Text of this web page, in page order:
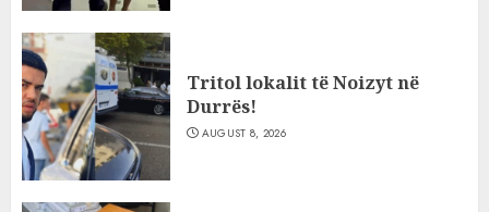
Tritol lokalit të Noizyt në
Durrës!
AUGUST 8, 2026